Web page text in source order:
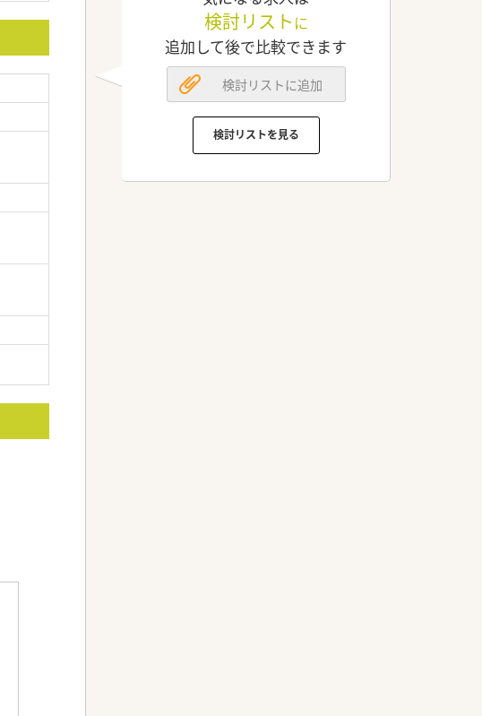
検討リスト に
追加して後で比較できます
検討リストに追加
検討リストを見る